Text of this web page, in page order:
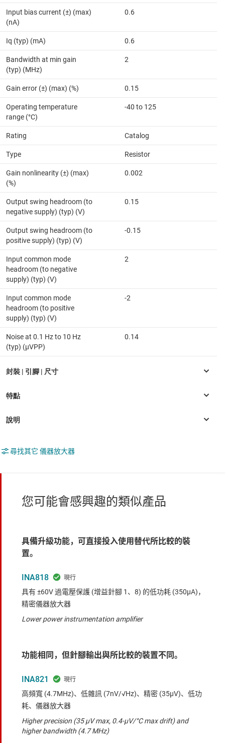
Input bias current (±) (max)
(nA)
0.6
Iq (typ) (mA) 0.6
Bandwidth at min gain
(typ) (MHz)
2
Gain error (±) (max) (%) 0.15
Operating temperature
range (°C)
-40 to 125
Rating Catalog
Type Resistor
Gain nonlinearity (±) (max)
(%)
0.002
Output swing headroom (to
negative supply) (typ) (V)
0.15
Output swing headroom (to
positive supply) (typ) (V)
-0.15
Input common mode
headroom (to negative
supply) (typ) (V)
2
Input common mode
headroom (to positive
supply) (typ) (V)
-2
Noise at 0.1 Hz to 10 Hz
(typ) (µVPP)
0.14
尋找其它 儀器放大器
您可能會感興趣的類似產品
具備升級功能，可直接投入使用替代所比較的裝
置。
INA818
具有 ±60V 過電壓保護 (增益針腳 1、8) 的低功耗 (350µA)，
精密儀器放大器
Lower power instrumentation amplifier
功能相同，但針腳輸出與所比較的裝置不同。
INA821
高頻寬 (4.7MHz)、低雜訊 (7nV/√Hz)、精密 (35μV)、低功
耗、儀器放大器
Higher precision (35 µV max, 0.4-µV/°C max drift) and
higher bandwidth (4.7 MHz)